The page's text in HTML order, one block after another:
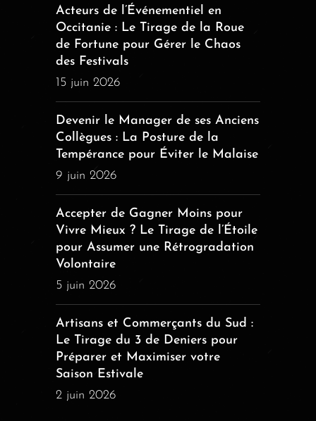
Acteurs de l’Événementiel en
Occitanie : Le Tirage de la Roue
de Fortune pour Gérer le Chaos
des Festivals
15 juin 2026
Devenir le Manager de ses Anciens
Collègues : La Posture de la
Tempérance pour Éviter le Malaise
9 juin 2026
Accepter de Gagner Moins pour
Vivre Mieux ? Le Tirage de l’Étoile
pour Assumer une Rétrogradation
Volontaire
5 juin 2026
Artisans et Commerçants du Sud :
Le Tirage du 3 de Deniers pour
Préparer et Maximiser votre
Saison Estivale
2 juin 2026